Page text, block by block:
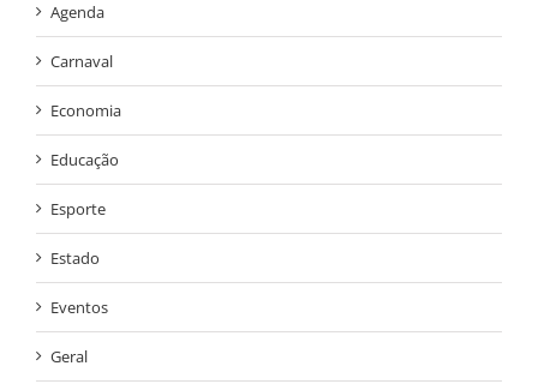
Agenda
Carnaval
Economia
Educação
Esporte
Estado
Eventos
Geral